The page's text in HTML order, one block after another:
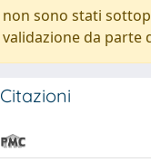
non sono stati
validazione da parte
Citazioni